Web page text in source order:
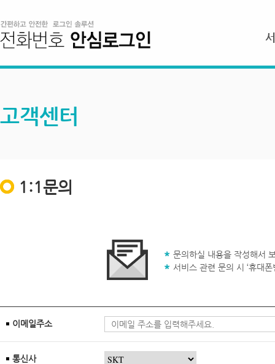
고객센터
1:1문의
문의하실 내용을 작성해서
서비스 관련 문의 시 ‘휴대
이메일주소
통신사